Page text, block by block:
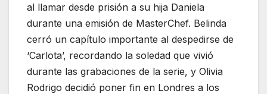
al llamar desde prisión a su hija Daniela
durante una emisión de MasterChef. Belinda
cerró un capítulo importante al despedirse de
‘Carlota’, recordando la soledad que vivió
durante las grabaciones de la serie, y Olivia
Rodrigo decidió poner fin en Londres a los